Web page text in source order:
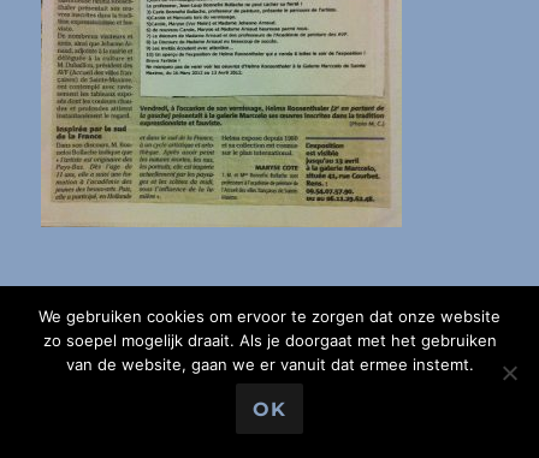
We gebruiken cookies om ervoor te zorgen dat onze website
zo soepel mogelijk draait. Als je doorgaat met het gebruiken
van de website, gaan we er vanuit dat ermee instemt.
OK